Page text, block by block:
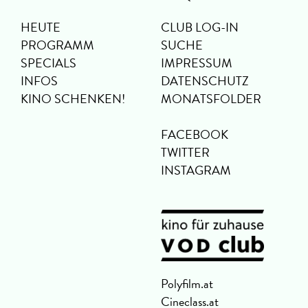
HEUTE
PROGRAMM
SPECIALS
INFOS
KINO SCHENKEN!
CLUB LOG-IN
SUCHE
IMPRESSUM
DATENSCHUTZ
MONATSFOLDER
FACEBOOK
TWITTER
INSTAGRAM
Polyfilm.at
Cineclass.at